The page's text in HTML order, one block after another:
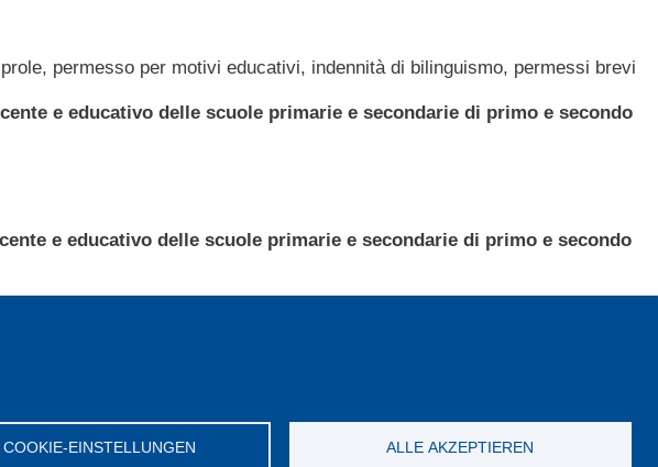
COOKIE-EINSTELLUNGEN ALLE AKZEPTIEREN
permesso per motivi educativi, indennità di bilinguismo, permessi brevi
e educativo delle scuole primarie e secondarie di primo e secondo
e educativo delle scuole primarie e secondarie di primo e secondo
scuole primarie e secondarie di primo e secondo grado della
per differenza tra fasce d'anzianità statale e provinciale;